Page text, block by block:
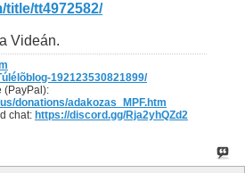
title/tt4972582/
Videán.
192123530821899/
(PayPal):
donations/adakozas_MPF.htm
chat: https://discord.gg/Rja2yhQZd2